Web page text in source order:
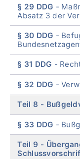
§ 29 DDG
Absatz 3 der
§ 30 DDG
§ 31 DDG
§ 32 DDG
Teil 8
§ 33 DDG
Teil 9